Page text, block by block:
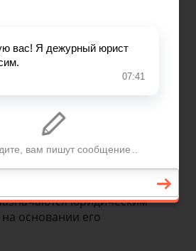
эксперт, к.э.н.
в
организации не
лицами. Они наделяются
их юридическим лицом и
утвержденных им
филиалов и
юридическим
основании его